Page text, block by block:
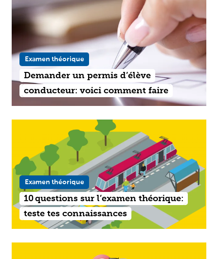
Examen théorique
Demander un permis d’élève
conducteur: voici comment faire
Examen théorique
10 questions sur l’examen théorique:
teste tes connaissances